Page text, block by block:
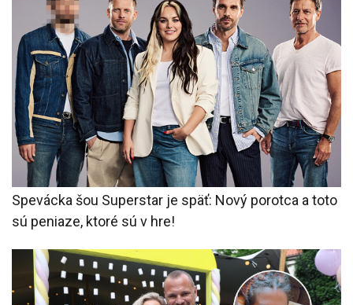
Spevácka šou Superstar je späť: Nový porotca a toto
sú peniaze, ktoré sú v hre!